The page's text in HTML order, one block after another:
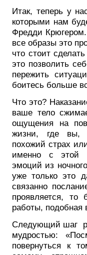
Итак, теперь у
которыми нам
Фредди
все образы это
что стоит
это позволить
пережить
боитесь больше
Что это?
ваше тело
ощущения на
жизни, где вы,
похожий страх
именно с этой
эмоций из
уже только это
связанно
проявляется, то
работы, подобная
Следующий шаг
мудростью:
повернуться к